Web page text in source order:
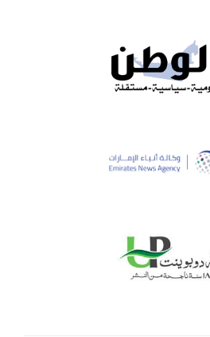
يمثل ضعف مبيعاته تقريباً
في تطوير الأعمال
الالكتروني ونتطلع
60 ألف سلعة بنهاية العام الجاري